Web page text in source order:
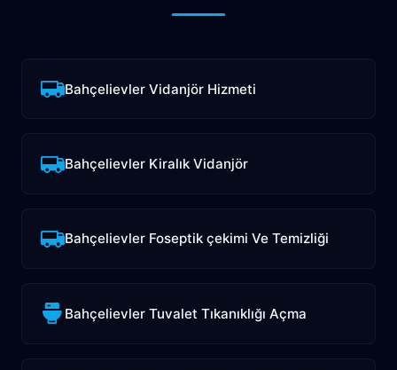
Bahçelievler Vidanjör Hizmeti
Bahçelievler Kiralık Vidanjör
Bahçelievler Foseptik çekimi Ve Temizliği
Bahçelievler Tuvalet Tıkanıklığı Açma